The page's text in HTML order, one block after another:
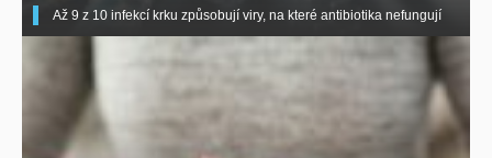
Až 9 z 10 infekcí krku způsobují viry, na které antibiotika nefungují